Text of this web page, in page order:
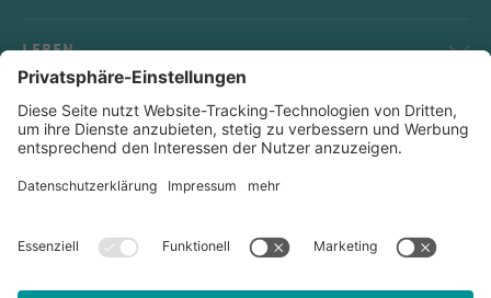
LEBEN
SERVICE
KONTAKT